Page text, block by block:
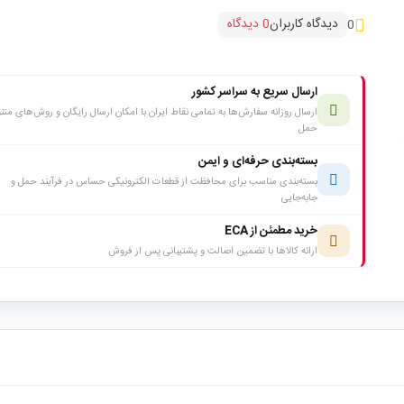
0 دیدگاه کاربران0 دیدگاه
ارسال سریع به سراسر کشور
ارسال روزانه سفارش‌ها به تمامی نقاط ایران با امکان ارسال رایگان و روش‌های
حمل
بسته‌بندی حرفه‌ای و ایمن
بسته‌بندی مناسب برای محافظت از قطعات الکترونیکی حساس در فرآیند حمل و
جابه‌جایی
خرید مطمئن از ECA
ارائه کالاها با تضمین اصالت و پشتیبانی پس از فروش